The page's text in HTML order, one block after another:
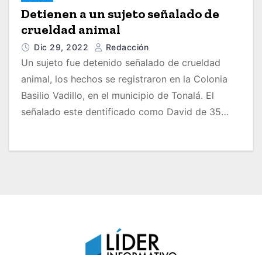
Detienen a un sujeto señalado de
crueldad animal
Dic 29, 2022 Redacción
Un sujeto fue detenido señalado de crueldad
animal, los hechos se registraron en la Colonia
Basilio Vadillo, en el municipio de Tonalá. El
señalado este dentificado como David de 35…